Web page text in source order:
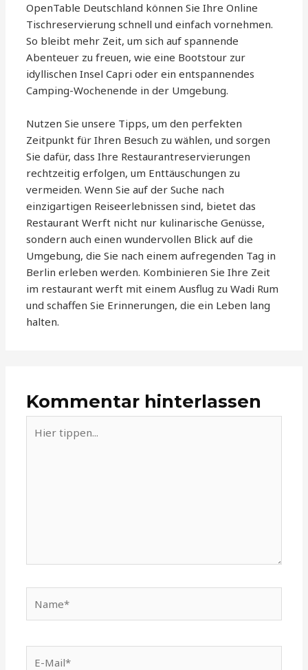
OpenTable Deutschland können Sie Ihre Online
Tischreservierung schnell und einfach vornehmen.
So bleibt mehr Zeit, um sich auf spannende
Abenteuer zu freuen, wie eine Bootstour zur
idyllischen Insel Capri oder ein entspannendes
Camping-Wochenende in der Umgebung.
Nutzen Sie unsere Tipps, um den perfekten
Zeitpunkt für Ihren Besuch zu wählen, und sorgen
Sie dafür, dass Ihre Restaurantreservierungen
rechtzeitig erfolgen, um Enttäuschungen zu
vermeiden. Wenn Sie auf der Suche nach
einzigartigen Reiseerlebnissen sind, bietet das
Restaurant Werft nicht nur kulinarische Genüsse,
sondern auch einen wundervollen Blick auf die
Umgebung, die Sie nach einem aufregenden Tag in
Berlin erleben werden. Kombinieren Sie Ihre Zeit
im restaurant werft mit einem Ausflug zu Wadi Rum
und schaffen Sie Erinnerungen, die ein Leben lang
halten.
Kommentar hinterlassen
tippen...